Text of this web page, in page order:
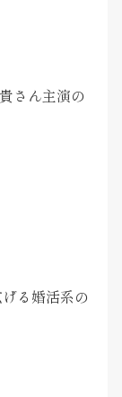
さん主演の
る婚活系の